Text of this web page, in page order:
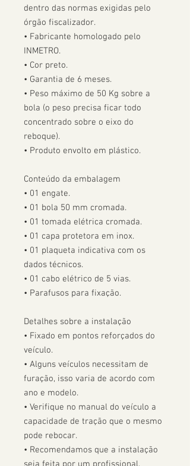
dentro das normas exigidas pelo
órgão fiscalizador.
• Fabricante homologado pelo
INMETRO.
• Cor preto.
• Garantia de 6 meses.
• Peso máximo de 50 Kg sobre a
bola (o peso precisa ficar todo
concentrado sobre o eixo do
reboque).
• Produto envolto em plástico.
Conteúdo da embalagem
• 01 engate.
• 01 bola 50 mm cromada.
• 01 tomada elétrica cromada.
• 01 capa protetora em inox.
• 01 plaqueta indicativa com os
dados técnicos.
• 01 cabo elétrico de 5 vias.
• Parafusos para fixação.
Detalhes sobre a instalação
• Fixado em pontos reforçados do
veículo.
• Alguns veículos necessitam de
furação, isso varia de acordo com
ano e modelo.
• Verifique no manual do veículo a
capacidade de tração que o mesmo
pode rebocar.
• Recomendamos que a instalação